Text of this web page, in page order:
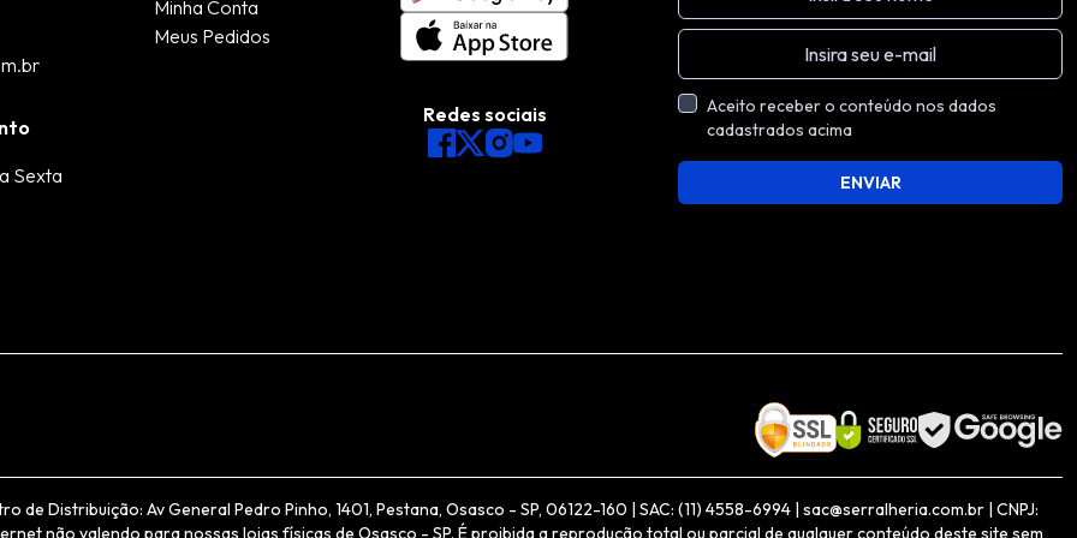
Sexta
Minha Conta
Meus Pedidos
Redes sociais
Aceito receber o conteúdo nos dados
cadastrados acima
ENVIAR
de Distribuição: Av General Pedro Pinho, 1401, Pestana, Osasco - SP, 06122-160 | SAC: (11) 4558-6994 | sac@serralheria.com.br | CNPJ:
não valendo para nossas lojas físicas de Osasco - SP. É proibida a reprodução total ou parcial de qualquer conteúdo deste site sem